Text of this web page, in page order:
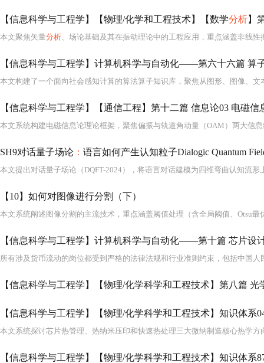
【信息科学与工程学】【物理/化学和工程技术】【数学分析】
本文聚焦矢量分析、场论基础及其在振动理论中的工程应用，重点涵盖非线性振
【信息科学与工程学】【通信工程】第十二篇 信息论03 电磁信
SH9对话量子场论 ： 语言如何产生认知粒子Dialogic Quantum Field Theory,
【10】如何对图像进行分割（下）
【信息科学与工程学】计算机科学与自动化——第十篇 芯片设
【信息科学与工程学】【物理/化学科学和工程技术】第八篇 光
【信息科学与工程学】【物理/化学科学和工程技术】知识体系
【信息科学与工程学】【物理/化学科学和工程技术】知识体